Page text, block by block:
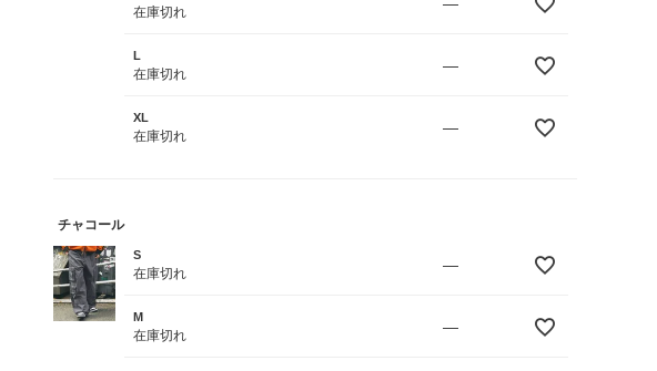
在庫切れ
L
在庫切れ
—
XL
在庫切れ
—
チャコール
S
在庫切れ
—
M
在庫切れ
—